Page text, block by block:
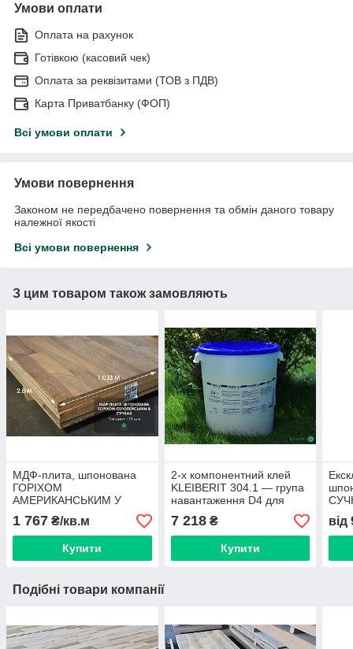
Умови оплати
Оплата на рахунок
Готівкою (касовий чек)
Оплата за реквізитами (ТОВ з ПДВ)
Карта Приватбанку (ФОП)
Всі умови оплати
Умови повернення
Законом не передбачено повернення та обмін даного товару
належної якості
Всі умови повернення
З цим товаром також замовляють
МДФ-плита, шпонована
ГОРІХОМ
АМЕРИКАНСЬКИМ У
паркет), 19 мм 2,8х1,033
м
1 767 ₴/кв.м
Купити
2-х компонентний клей
KLEIBERIT 304.1 — група
навантаження D4 для
водостійких сполук (відро
26 кг)
7 218₴
Купити
від
Подібні товари компанії